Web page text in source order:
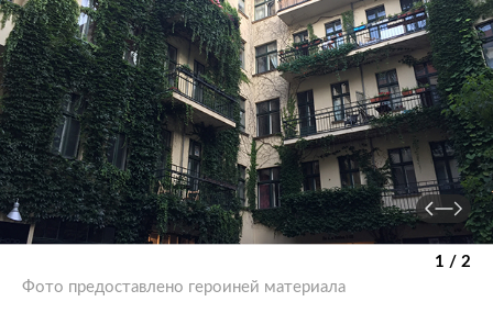
1 / 2
Фото предоставлено героиней материала